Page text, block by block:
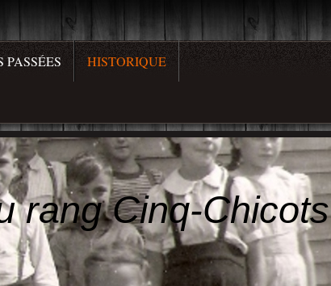
PASSÉES HISTORIQUE
rang Cinq-Chicots